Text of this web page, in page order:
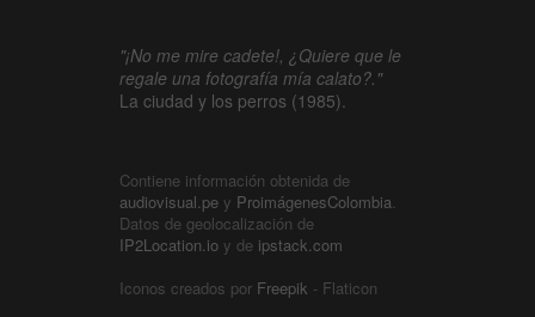
"¡No me mire cadete!, ¿Quiere que le
regale una fotografía mía calato?."
La ciudad y los perros (1985).
Contiene información obtenida de
audiovisual.pe y ProimágenesColombia.
Datos de geolocalización de
IP2Location.io y de ipstack.com
Iconos creados por Freepik - Flaticon